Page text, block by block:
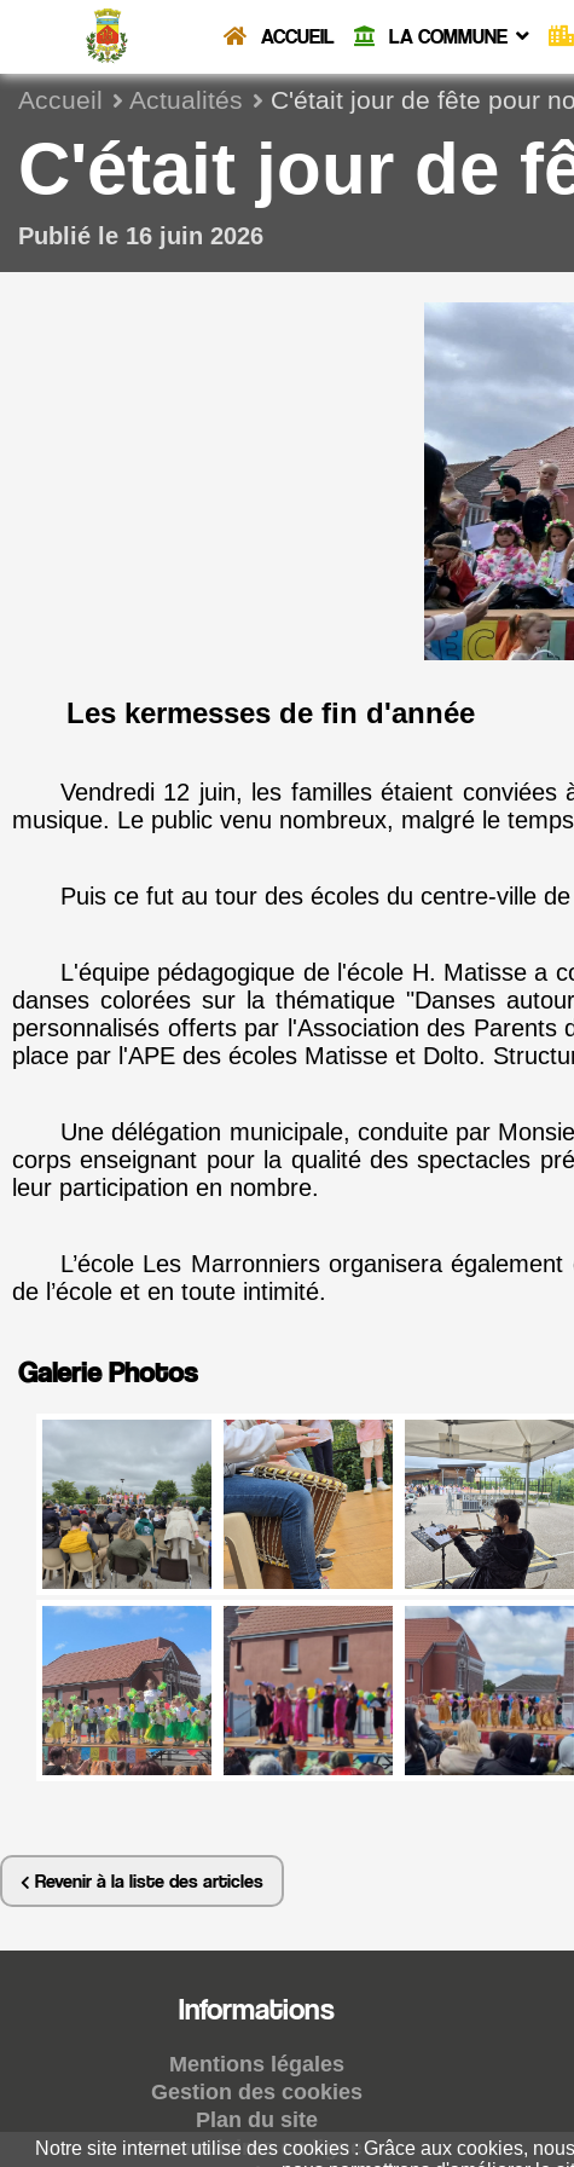
ACCUEIL LA COMMUNE
Accueil Actualités C'était jour de fête pour
C'était jour de
Publié le 16 juin 2026
Les kermesses de fin d'année
Vendredi 12 juin, les familles étaient
musique. Le public venu nombreux, malgré le
Puis ce fut au tour des écoles du centre-ville
L'équipe pédagogique de l'école H. Matisse a
danses colorées sur la thématique "Danses
personnalisés offerts par l'Association des Parents
place par l'APE des écoles Matisse et Dolto.
Une délégation municipale, conduite par
corps enseignant pour la qualité des spectacles
leur participation en nombre.
L’école Les Marronniers organisera
de l’école et en toute intimité.
Galerie Photos
Revenir à la liste des articles
Informations
Mentions légales
Gestion des cookies
Plan du site
Formulaires en ligne
Notre site internet utilise des cookies : Grâce aux cookies,